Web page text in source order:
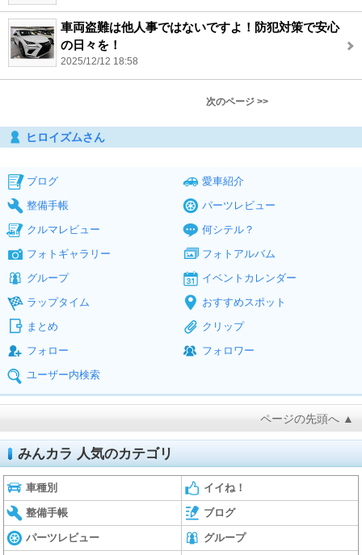
車両盗難は他人事ではないですよ！防犯対策で安心
の日々を！
2025/12/12 18:58
次のページ >>
ヒロイズムさん
ブログ
愛車紹介
整備手帳
パーツレビュー
クルマレビュー
何シテル？
フォトギャラリー
フォトアルバム
グループ
イベントカレンダー
ラップタイム
おすすめスポット
まとめ
クリップ
フォロー
フォロワー
ユーザー内検索
ページの先頭へ ▲
みんカラ 人気のカテゴリ
車種別 イイね！
整備手帳 ブログ
パーツレビュー グループ